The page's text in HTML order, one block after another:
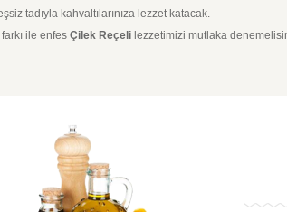
tadıyla kahvaltılarınıza lezzet katacak.
ile enfes Çilek Reçeli lezzetimizi mutlaka